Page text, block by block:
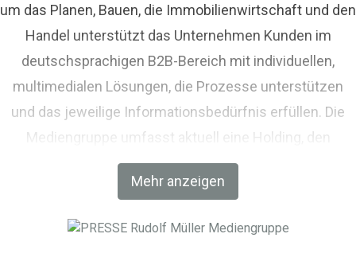
Mehr anzeigen
um das Planen, Bauen, die Immobilienwirtschaft und den
Handel unterstützt das Unternehmen Kunden im
deutschsprachigen B2B-Bereich mit individuellen,
multimedialen Lösungen, die Prozesse unterstützen
und das jeweilige Informationsbedürfnis erfüllen. Die
Mediengruppe umfasst aktuell eine Holding, den
Fachverlag RM Rudolf Müller Medien und mit der BIM
World MUNICH eine Netzwerkplattform für Akteure der